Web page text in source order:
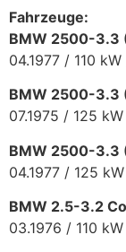
Fahrzeuge:
BMW 2500-3.3
04.1977 / 110
BMW 2500-3.3
07.1975 / 125
BMW 2500-3.3
04.1977 / 125
BMW 2.5-3.2
03.1976 / 110